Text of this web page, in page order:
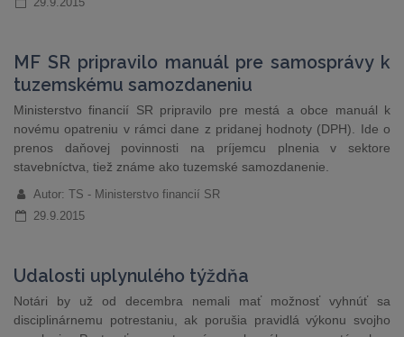
MF SR pripravilo manuál pre samosprávy k
tuzemskému samozdaneniu
Ministerstvo financií SR pripravilo pre mestá a obce manuál k
novému opatreniu v rámci dane z pridanej hodnoty (DPH). Ide o
prenos daňovej povinnosti na príjemcu plnenia v sektore
stavebníctva, tiež známe ako tuzemské samozdanenie.
Autor: TS - Ministerstvo financií SR
29.9.2015
Udalosti uplynulého týždňa
Notári by už od decembra nemali mať možnosť vyhnúť sa
disciplinárnemu potrestaniu, ak porušia pravidlá výkonu svojho